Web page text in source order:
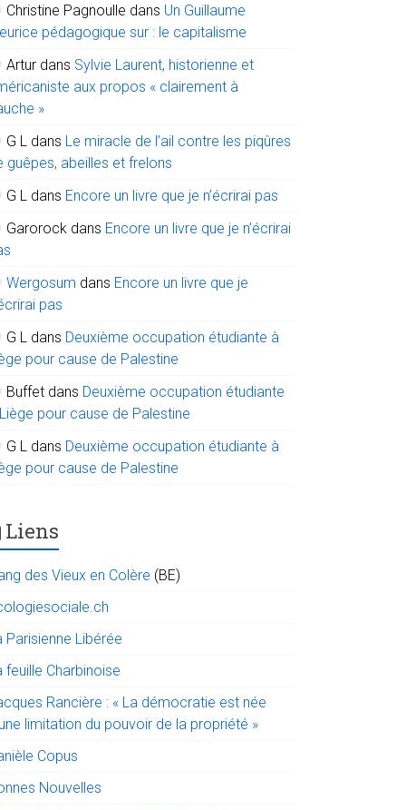
Christine Pagnoulle dans Un Guillaume
pédagogique sur : le capitalisme
Artur dans Sylvie Laurent, historienne et
aux propos « clairement à
»
G L dans Le miracle de l’ail contre les piqûres
guêpes, abeilles et frelons
G L dans Encore un livre que je n’écrirai pas
Garorock dans Encore un livre que je n’écrirai
Wergosum dans Encore un livre que je
pas
G L dans Deuxième occupation étudiante à
pour cause de Palestine
Buffet dans Deuxième occupation étudiante
pour cause de Palestine
G L dans Deuxième occupation étudiante à
pour cause de Palestine
Liens
des Vieux en Colère (BE)
Parisienne Libérée
feuille Charbinoise
Rancière : « La démocratie est née
limitation du pouvoir de la propriété »
Copus
Nouvelles